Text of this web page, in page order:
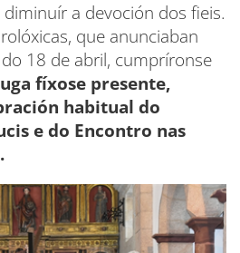
a devoción dos fieis.
que anunciaban
18 de abril, cumpríronse
fíxose presente,
habitual do
e do Encontro nas